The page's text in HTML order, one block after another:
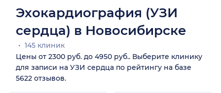
Эхокардиография (УЗИ
сердца) в Новосибирске
145 клиник
Цены от 2300 руб. до 4950 руб.. Выберите клинику
для записи на УЗИ сердца по рейтингу на базе
5622 отзывов.